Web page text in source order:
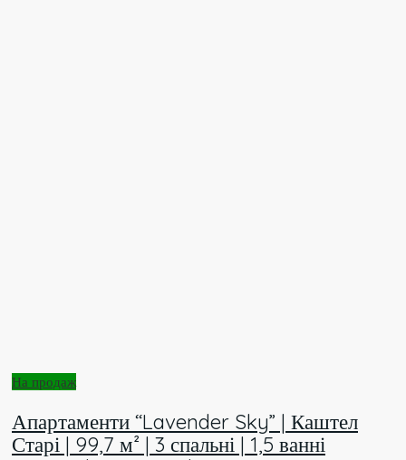
На продаж
Апартаменти “Lavender Sky” | Каштел
Старі | 99,7 м² | 3 спальні | 1,5 ванні